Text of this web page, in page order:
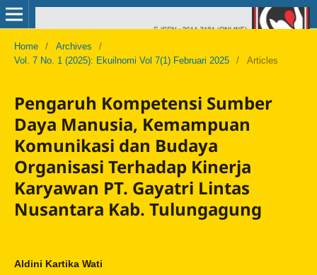
Home / Archives
/
Vol. 7 No. 1 (2025): Ekuilnomi Vol 7(1) Februari 2025
/ Articles
Pengaruh Kompetensi Sumber
Daya Manusia, Kemampuan
Komunikasi dan Budaya
Organisasi Terhadap Kinerja
Karyawan PT. Gayatri Lintas
Nusantara Kab. Tulungagung
Aldini Kartika Wati